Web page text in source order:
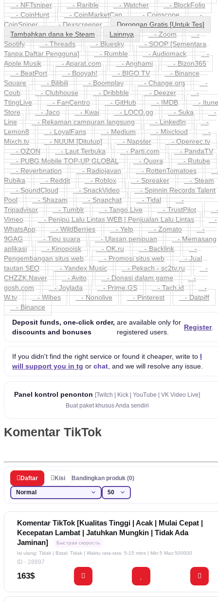
- NFTsniper
- Rarible - Watcher
- BlockFolio
- CoinHunt
- CoinMarketCap - Coinscope
-
CoinSniper
- Dexscreener
Dorongan Gratis [Untuk Tes]
Tambahkan dana ke Steam
Lainnya - Zoom
-
Spotify
- Threads - Bluesky
- SOOP [Sementara
Tanpa Daftar Pengguna]
- Rumble - Audiomack
-
Apple Musik
- Aparat.com - Anghami
- Bizon365
- BeatPort
- Booyah! - BIGO TV
- Binance
Square
- Bilibili - Boomplay - Change org
-
Coub
- Clubhouse - Dribbble - Deezer
-
TtingLive
- FanCentro - GitHub - IMDB
-
Store
- Jaco - Kwai - LOCO.gg - Suka
-
Line
- Rekaman campuran langsung - LinkedIn
-
Lemon8
- LoyalFans - Medium - Mixcloud
-
Mixch.tv
- NUUM [Ditutup] - Napster
- Openrec.tv
- OZON
- Laut Terbuka - Parti.com
- PandaTV
- PUBG Mobile TOP-UP GLOBAL
- Quora
- Rutube
- Reverbnation
- Radiojavan - RottenTomatoes
Rubika
- Reddit - Roblox - Spreaker
- Steam
- SoundCloud
- SnackVideo
- Spinnin Records Talent
Pool
- Shazam - Snapchat - Tidal
-
Tripadvisor
- Tumblr - Tango Live - TrustPilot
Vimeo
- Penipu Lalu Lintas WEB | Penjualan Lalu Lintas
-
WhatsApp
- WildBerries - Yelp - Zomato
-
9GAG
- Tipu suara - Ulasan penipuan
- Memasang
aplikasi
- Kinopoisk - OK.ru - Backlink
-
Pengembangan situs web
- Promosi situs web
- Jual
tautan SEO
- Yandex Music - Pekach - sc2tv.ru
-
CHZZK.Naver
- Avito - Donasi dalam game
-
gosh.com
- Joylada - Prime.GS - Tach.id
-
W.tv
- Wibes - Nonolive - Pinterest
- Datpiff
- Binance
Deposit funds, one-click order,
discounts and bonuses
are available only for
registered users.
Register.
If you didn't find the right service or found it cheaper, write to I
will support you in tg or chat , and we will resolve any issue.
Panel kontrol penonton [Twitch | Kick | YouTube | VK Video Live]
Buat paket khusus Anda sendiri
Komentar TikTok
Daftar Kisi Bandingkan produk (0)
Komentar TikTok [Kualitas Tinggi | Acak | Mulai Cepat |
Kecepatan Lambat | Jatuhkan Mungkin | Tidak Ada
Jaminan]
Быстрая скорость
Isi ulang: Tidak | Batal: Tidak | Waktu rata-rata: 5-15 mins | Min:5 Max:500000
ID - 28897
163$